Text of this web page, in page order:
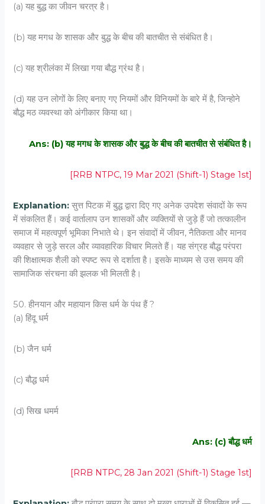
(a) यह बुद्ध का जीवन चरत्र है।
(b) यह मगध के शासक और बुद्ध के बीच की बातचीत से संबंधित है।
(c) यह श्रीलंका में लिखा गया बौद्ध ग्रंथ है।
(d) यह उन लोगों के लिए बनाए गए नियमों और विनियमों के बारे में है, जिन्होने
बौद्ध मठ व्यवस्था को अंगीकार किया था।
Ans: (b) यह मगध के शासक और बुद्ध के बीच की बातचीत से संबंधित है।
[RRB NTPC, 19 Mar 2021 (Shift-1) Stage 1st]
Explanation: सुत्त पिटक में बुद्ध द्वारा दिए गए अनेक उपदेश संवादों के रूप
में संकलित हैं। कई वार्तालाप उन शासकों और व्यक्तियों से जुड़े हैं जो तत्कालीन
समाज में महत्वपूर्ण भूमिका निभाते थे। इन संवादों में जीवन, नैतिकता और मानव
व्यवहार से जुड़े सरल और व्यावहारिक विचार मिलते हैं। यह संग्रह बौद्ध परंपरा
की शिक्षात्मक शैली को स्पष्ट रूप से दर्शाता है। इसके माध्यम से उस समय की
सामाजिक संरचना की झलक भी मिलती है।
50. हीनयान और महायान किस धर्म के पंथ हैं ?
(a) हिंदू धर्म
(b) जैन धर्म
(c) बौद्ध धर्म
(d) सिख धमर्म
Ans: (c) बौद्ध धर्म
[RRB NTPC, 28 Jan 2021 (Shift-1) Stage 1st]